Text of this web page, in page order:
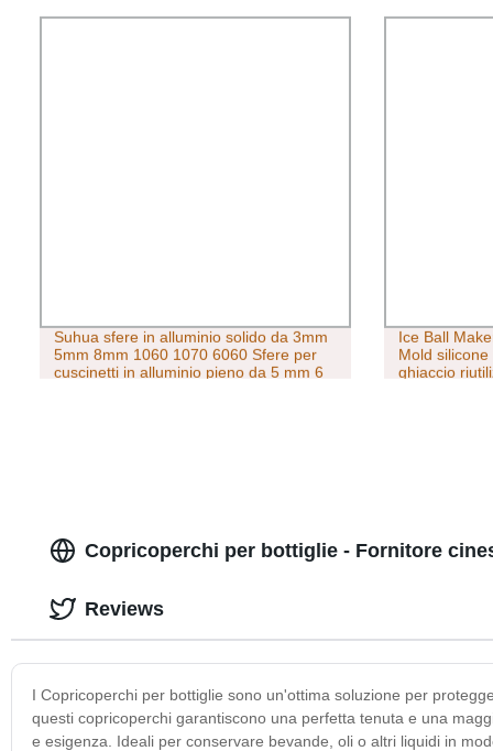
whisky con scatola in legno
Suhua sfere in alluminio solido da 3mm
5mm 8mm 1060 1070 6060 Sfere per
cuscinetti in alluminio pieno da 5 mm 6
Ice Ball
Mold
ghiaccio
Copricoperchi per bottiglie - Fornitore
I Copricoperchi per bottiglie sono un'ottima soluzione per
questi copricoperchi garantiscono una perfetta tenuta e una
e esigenza. Ideali per conservare bevande, oli o altri liquidi in
Reviews